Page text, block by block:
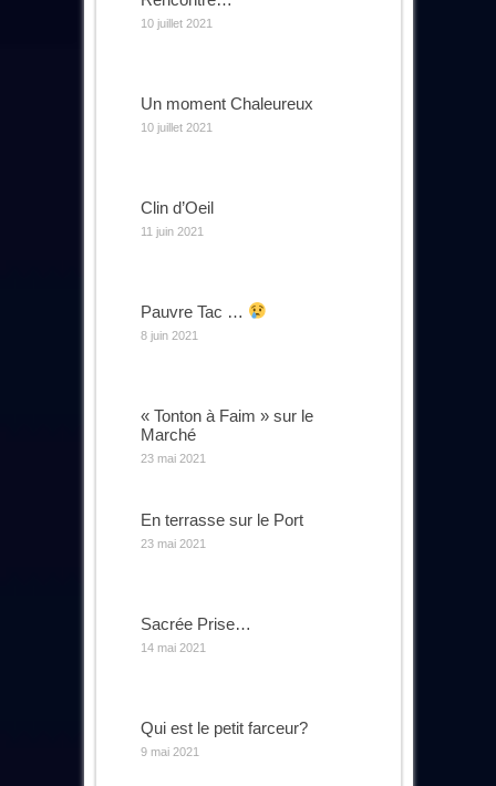
10 juillet 2021
Un moment Chaleureux
10 juillet 2021
Clin d’Oeil
11 juin 2021
Pauvre Tac …
8 juin 2021
« Tonton à Faim » sur le
Marché
23 mai 2021
En terrasse sur le Port
23 mai 2021
Sacrée Prise…
14 mai 2021
Qui est le petit farceur?
9 mai 2021